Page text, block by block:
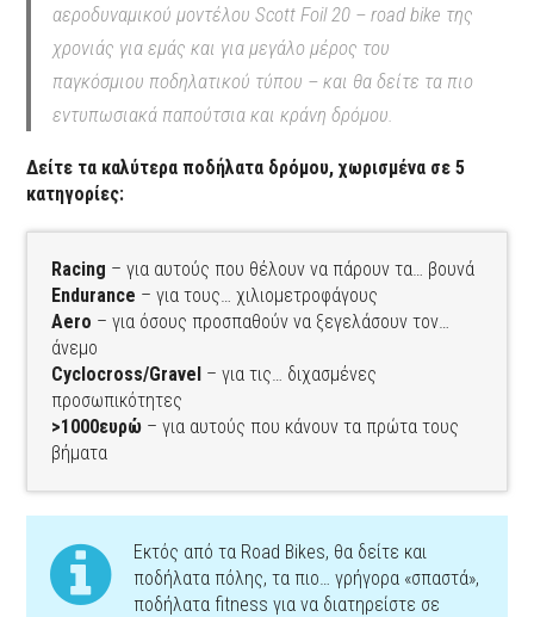
αεροδυναμικού μοντέλου Scott Foil 20 – road bike της
χρονιάς για εμάς και για μεγάλο μέρος του
παγκόσμιου ποδηλατικού τύπου – και θα δείτε τα πιο
εντυπωσιακά παπούτσια και κράνη δρόμου.
Δείτε τα καλύτερα ποδήλατα δρόμου, χωρισμένα σε 5
κατηγορίες:
Racing – για αυτούς που θέλουν να πάρουν τα… βουνά
Endurance – για τους… χιλιομετροφάγους
Aero – για όσους προσπαθούν να ξεγελάσουν τον…
άνεμο
Cyclocross/Gravel – για τις… διχασμένες
προσωπικότητες
>1000ευρώ – για αυτούς που κάνουν τα πρώτα τους
βήματα
Εκτός από τα Road Bikes, θα δείτε και
ποδήλατα πόλης, τα πιο… γρήγορα «σπαστά»,
ποδήλατα fitness για να διατηρείστε σε